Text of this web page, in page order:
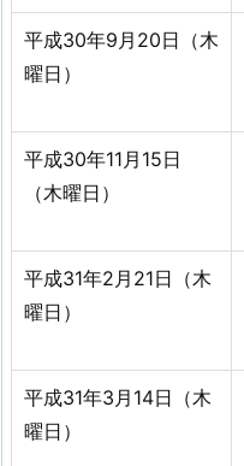
平成30年9月20日（木
曜日）
平成30年11月15日
（木曜日）
平成31年2月21日（木
曜日）
平成31年3月14日（木
曜日）